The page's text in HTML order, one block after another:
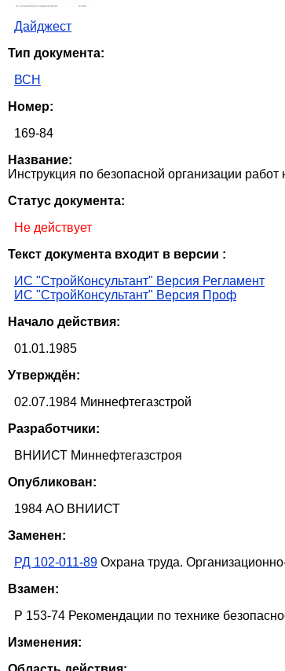
Дайджест
Тип документа:
ВСН
Номер:
169-84
Название:
Инструкция по безопасной организации
Статус документа:
Не действует
Текст документа входит в версии :
ИС "СтройКонсультант" Версия Регламент
ИС "СтройКонсультант" Версия Проф
Начало действия:
01.01.1985
Утверждён:
02.07.1984 Миннефтегазстрой
Разработчики:
ВНИИСТ Миннефтегазстроя
Опубликован:
1984 АО ВНИИСТ
Заменен:
РД 102-011-89 Охрана труда.
Взамен:
Р 153-74 Рекомендации по технике
Изменения: